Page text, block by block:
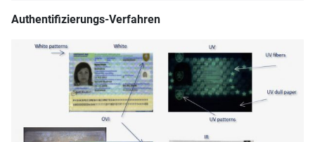
Authentifizierungs-Verfahren